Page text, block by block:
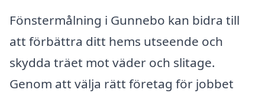
Fönstermålning i Gunnebo kan bidra till
att förbättra ditt hems utseende och
skydda träet mot väder och slitage.
Genom att välja rätt företag för jobbet